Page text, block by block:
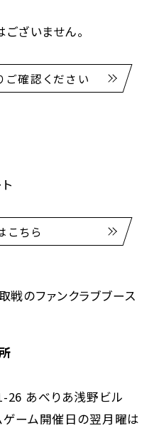
ざいません。
ご確認ください
こちら
のファンクラブブース
あべりあ浅野ビル
ーム開催日の翌月曜は